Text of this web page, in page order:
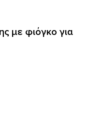
με φιόγκο για